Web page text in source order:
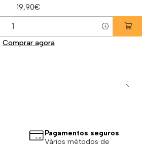
19,90€
Comprar agora
Pagamentos seguros
Vários métodos de